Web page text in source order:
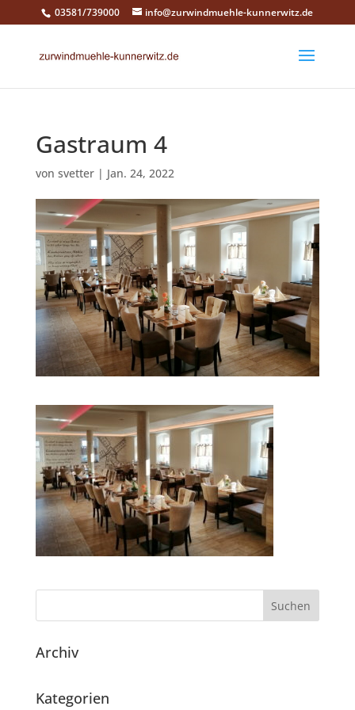
03581/739000 info@zurwindmuehle-kunnerwitz.de
Gastraum 4
von svetter| Jan. 24, 2022
Archiv
Kategorien